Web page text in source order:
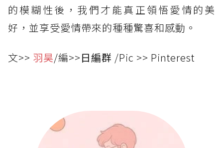
的模糊性後，我們才能真正領悟愛情的美
好，並享受愛情帶來的種種驚喜和感動。
文>> 羽昊/編>>日編群 /Pic >> Pinterest